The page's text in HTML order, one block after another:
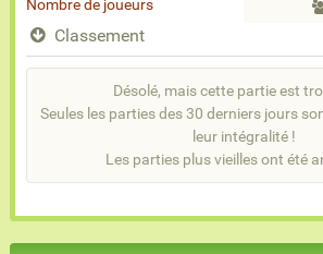
Nombre de joueurs
Classement
Désolé, mais cette partie est
Seules les parties des 30 derniers jours
leur intégralité !
Les parties plus vieilles ont été